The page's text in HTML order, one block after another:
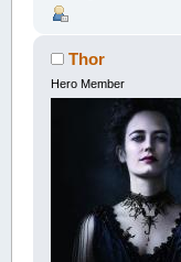
Thor
Hero Member